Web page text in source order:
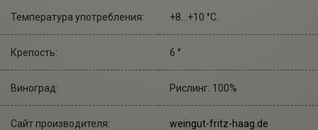
Температура употребления: +8...+10 °С.
Крепость: 6 °
Виноград: Рислинг: 100%
Сайт производителя: weingut-fritz-haag.de